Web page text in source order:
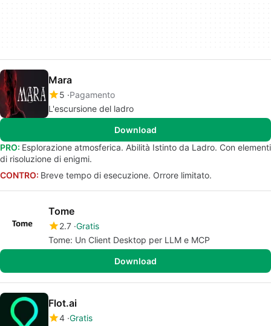
Mara
5 Pagamento
L'escursione del ladro
Download
PRO: Esplorazione atmosferica. Abilità Istinto da Ladro. Con elementi
di risoluzione di enigmi.
CONTRO: Breve tempo di esecuzione. Orrore limitato.
Tome
2.7 Gratis
Tome: Un Client Desktop per LLM e MCP
Download
Flot.ai
4 Gratis